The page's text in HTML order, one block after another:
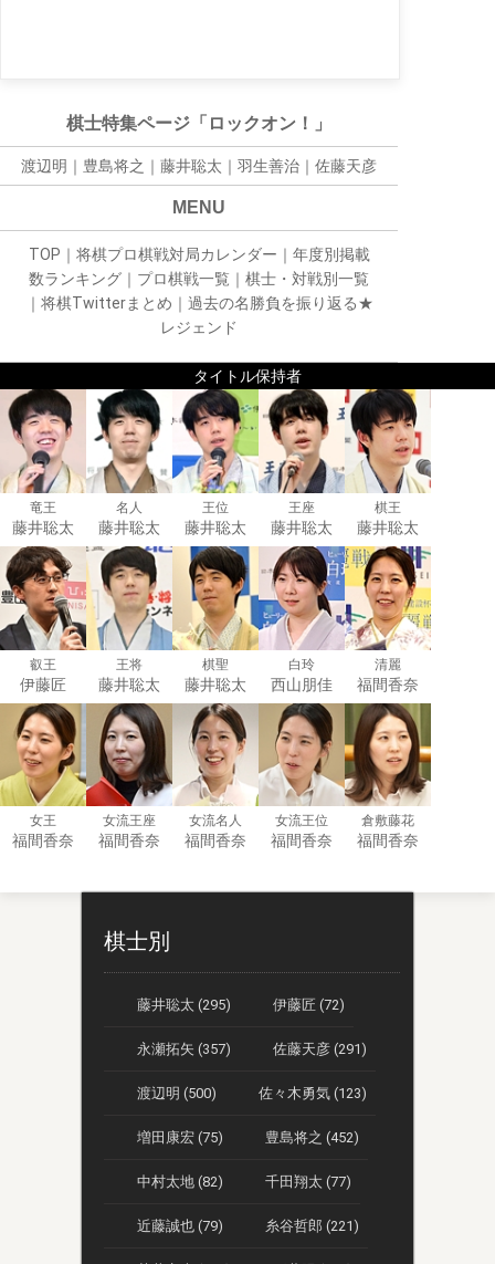
棋士特集ページ「ロックオン！」
渡辺明｜ 豊島将之 ｜ 藤井聡太 ｜ 羽生善治 ｜ 佐藤天彦
MENU
TOP ｜ 将棋プロ棋戦対局カレンダー ｜ 年度別掲載
数ランキング ｜ プロ棋戦一覧 ｜ 棋士・対戦別一覧
｜ 将棋Twitterまとめ ｜ 過去の名勝負を振り返る★
レジェンド
タイトル保持者
竜王
藤井聡太
名人
藤井聡太
王位
藤井聡太
王座
藤井聡太
棋王
藤井聡太
叡王
伊藤匠
王将
藤井聡太
棋聖
藤井聡太
白玲
西山朋佳
清麗
福間香奈
女王
福間香奈
女流王座
福間香奈
女流名人
福間香奈
女流王位
福間香奈
倉敷藤花
福間香奈
棋士別
藤井聡太 (295) 伊藤匠 (72)
永瀬拓矢 (357) 佐藤天彦 (291)
渡辺明 (500) 佐々木勇気 (123)
増田康宏 (75) 豊島将之 (452)
中村太地 (82) 千田翔太 (77)
近藤誠也 (79) 糸谷哲郎 (221)